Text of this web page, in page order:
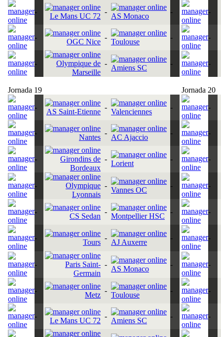
-
Le Mans UC 72
-
AS Monaco
- -
-
OGC Nice
-
Toulouse
- -
-
Olympique de
Marseille
-
Amiens SC
- -
Jornada 19 Jornada 20
-
AS Saint-Etienne
-
Valenciennes
- -
-
Nantes
-
AC Ajaccio
- -
-
Girondins de
Bordeaux
-
Lorient
- -
-
Olympique
Lyonnais
-
Vannes OC
- -
-
CS Sedan
-
Montpellier HSC
- -
-
Tours
-
AJ Auxerre
- -
-
Paris Saint-
Germain
-
AS Monaco
- -
-
Metz
-
Toulouse
- -
-
Le Mans UC 72
-
Amiens SC
- -